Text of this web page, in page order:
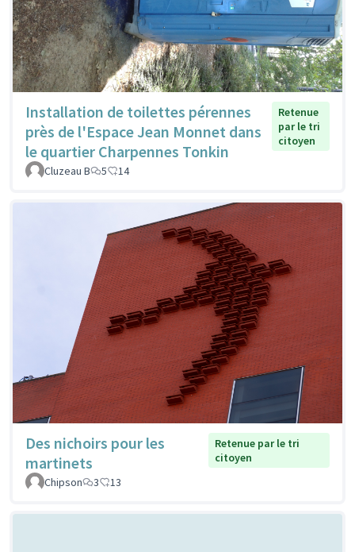
Installation de toilettes pérennes
près de l'Espace Jean Monnet dans
le quartier Charpennes Tonkin
Retenue
par le tri
citoyen
Cluzeau B 5 14
Des nichoirs pour les
martinets
Retenue par le tri
citoyen
Chipson
3 13